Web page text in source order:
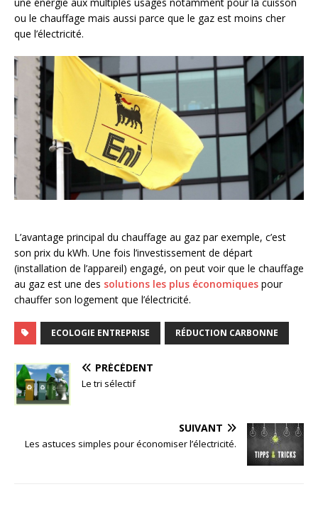
ou le chauffage mais aussi parce que le gaz est moins cher
que l’électricité.
L’avantage principal du chauffage au gaz par exemple, c’est
son prix du kWh. Une fois l’investissement de départ
(installation de l’appareil) engagé, on peut voir que le chauffage
au gaz est une des solutions les plus économiques pour
chauffer son logement que l’électricité.
ECOLOGIE ENTREPRISE RÉDUCTION CARBONNE
PRÉCÉDENT
Le tri sélectif
SUIVANT
Les astuces simples pour économiser l’électricité.